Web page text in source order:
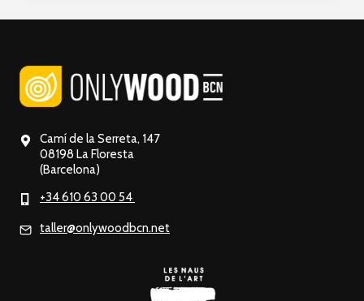
EINEM
N B
ARCELONA E
UHAUSE, D
AS A
HRE F
UGESCHNITTEN I
Camí de la Serreta, 147
08198 La Floresta
(Barcelona)
+34 610 63 00 54
taller@onlywoodbcn.net